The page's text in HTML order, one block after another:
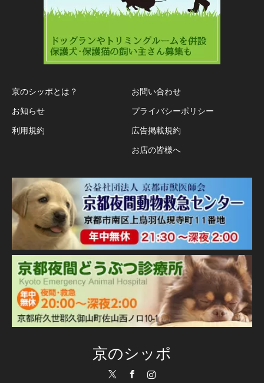
京のシッポとは？
お知らせ
利用規約
お問い合わせ
プライバシーポリシー
広告掲載規約
お店の皆様へ
京のシッポ